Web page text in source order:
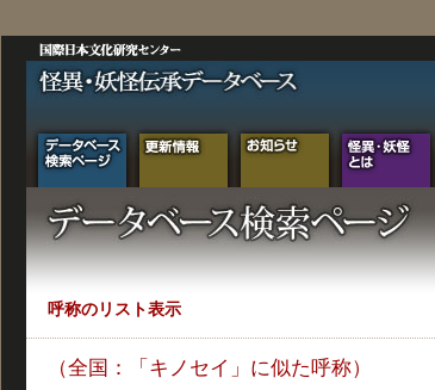
呼称のリスト表示
（全国：「キノセイ」に似た呼称）